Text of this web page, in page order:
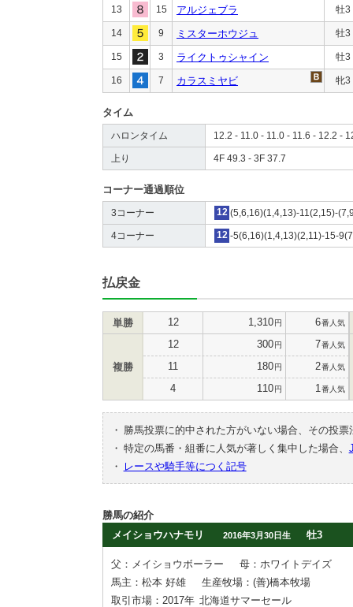
13 15 アルジェブラ 牡3
14 9 ミスターホウジュ 牡3
15 3 ライクトゥシャイン 牡3
16 7 カラスミヤビ 牝3
タイム
ハロンタイム 12.2 - 11.0 - 11.0 - 11.6 - 12.2 -
上り 4F 49.3 - 3F 37.7
コーナー通過順位
3コーナー 12 (5,6,16)(1,4,13)-11(2,15)-
4コーナー 12 -5(6,16)(1,4,13)(2,11)-15-
払戻金
単勝 12 1,310円 6番人気
複勝
12 300円 7番人気
11 180円 2番人気
4 110円 1 番人気
・
勝馬投票に的中された方がいない場合、その投
・ 特定の馬番・組番に人気が著しく集中した場合、
・
レースや騎手等につく記号
勝馬の紹介
メイショウハナモリ
2016年3月30日生 牡3
父：メイショウボーラー
母：ホワイトデイズ
馬主：松本 好雄
生産牧場：(善)橋本牧場
取引市場：2017年 北海道サマーセール